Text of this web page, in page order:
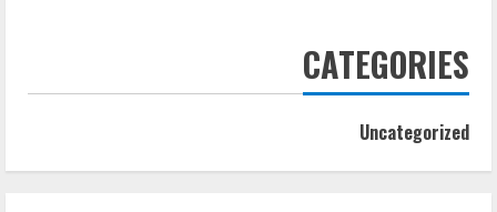
CATEGORIES
Uncategorized